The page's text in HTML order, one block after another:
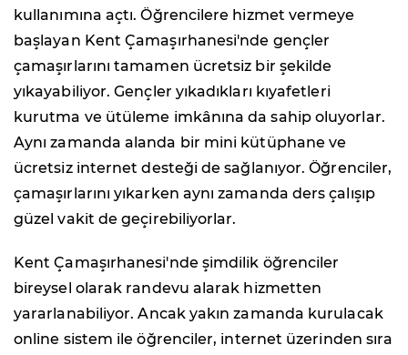
kullanımına açtı. Öğrencilere hizmet vermeye
başlayan Kent Çamaşırhanesi'nde gençler
çamaşırlarını tamamen ücretsiz bir şekilde
yıkayabiliyor. Gençler yıkadıkları kıyafetleri
kurutma ve ütüleme imkânına da sahip oluyorlar.
Aynı zamanda alanda bir mini kütüphane ve
ücretsiz internet desteği de sağlanıyor. Öğrenciler,
çamaşırlarını yıkarken aynı zamanda ders çalışıp
güzel vakit de geçirebiliyorlar.
Kent Çamaşırhanesi'nde şimdilik öğrenciler
bireysel olarak randevu alarak hizmetten
yararlanabiliyor. Ancak yakın zamanda kurulacak
online sistem ile öğrenciler, internet üzerinden sıra